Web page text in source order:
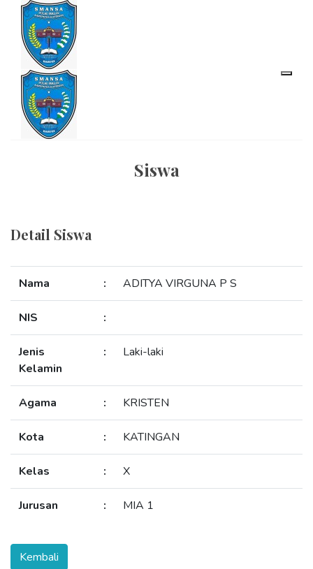
Siswa
Detail Siswa
Nama : ADITYA VIRGUNA P S
NIS :
Jenis
Kelamin
: Laki-laki
Agama : KRISTEN
Kota : KATINGAN
Kelas : X
Jurusan : MIA 1